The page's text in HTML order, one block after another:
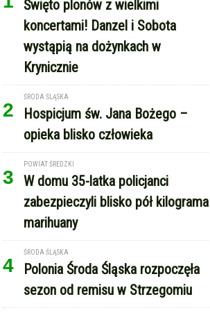
Święto plonów z wielkimi
koncertami! Danzel i Sobota
wystąpią na dożynkach w
Krynicznie
2
ŚRODA ŚLĄSKA
Hospicjum św. Jana Bożego –
opieka blisko człowieka
3
POWIAT ŚREDZKI
W domu 35-latka policjanci
zabezpieczyli blisko pół kilograma
marihuany
4
ŚRODA ŚLĄSKA
Polonia Środa Śląska rozpoczęła
sezon od remisu w Strzegomiu